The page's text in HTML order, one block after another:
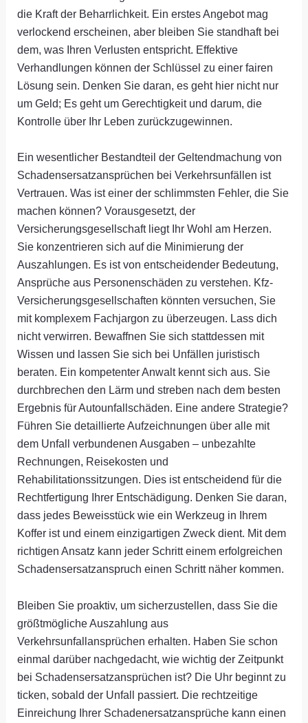
die Kraft der Beharrlichkeit. Ein erstes Angebot mag
verlockend erscheinen, aber bleiben Sie standhaft bei
dem, was Ihren Verlusten entspricht. Effektive
Verhandlungen können der Schlüssel zu einer fairen
Lösung sein. Denken Sie daran, es geht hier nicht nur
um Geld; Es geht um Gerechtigkeit und darum, die
Kontrolle über Ihr Leben zurückzugewinnen.
Ein wesentlicher Bestandteil der Geltendmachung von
Schadensersatzansprüchen bei Verkehrsunfällen ist
Vertrauen. Was ist einer der schlimmsten Fehler, die Sie
machen können? Vorausgesetzt, der
Versicherungsgesellschaft liegt Ihr Wohl am Herzen.
Sie konzentrieren sich auf die Minimierung der
Auszahlungen. Es ist von entscheidender Bedeutung,
Ansprüche aus Personenschäden zu verstehen. Kfz-
Versicherungsgesellschaften könnten versuchen, Sie
mit komplexem Fachjargon zu überzeugen. Lass dich
nicht verwirren. Bewaffnen Sie sich stattdessen mit
Wissen und lassen Sie sich bei Unfällen juristisch
beraten. Ein kompetenter Anwalt kennt sich aus. Sie
durchbrechen den Lärm und streben nach dem besten
Ergebnis für Autounfallschäden. Eine andere Strategie?
Führen Sie detaillierte Aufzeichnungen über alle mit
dem Unfall verbundenen Ausgaben – unbezahlte
Rechnungen, Reisekosten und
Rehabilitationssitzungen. Dies ist entscheidend für die
Rechtfertigung Ihrer Entschädigung. Denken Sie daran,
dass jedes Beweisstück wie ein Werkzeug in Ihrem
Koffer ist und einem einzigartigen Zweck dient. Mit dem
richtigen Ansatz kann jeder Schritt einem erfolgreichen
Schadensersatzanspruch einen Schritt näher kommen.
Bleiben Sie proaktiv, um sicherzustellen, dass Sie die
größtmögliche Auszahlung aus
Verkehrsunfallansprüchen erhalten. Haben Sie schon
einmal darüber nachgedacht, wie wichtig der Zeitpunkt
bei Schadensersatzansprüchen ist? Die Uhr beginnt zu
ticken, sobald der Unfall passiert. Die rechtzeitige
Einreichung Ihrer Schadenersatzansprüche kann einen